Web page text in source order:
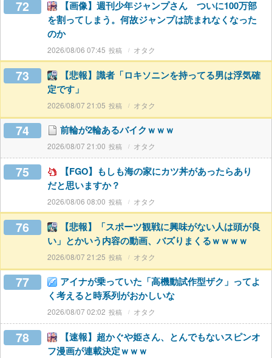
72
【画像】週刊少年ジャンプさん ついに100万部
を割ってしまう。何故ジャンプは読まれなくなった
のか
2026/08/06 07:45 オタク
73
【悲報】識者「ロキソニンを持ってる男は浮気確
定です」
2026/08/07 21:05 オタク
74 前輪が2輪あるバイクｗｗｗ
2026/08/07 21:00 オタク
75
【FGO】もしも海の家にカツ丼があったらあり
だと思いますか？
2026/08/06 08:00 オタク
76
【悲報】「スポーツ観戦に興味がない人は頭が良
い」とかいう内容の動画、バズりまくるｗｗｗｗ
2026/08/07 21:25 オタク
77
アイナが乗っていた「高機動試作型ザク」ってよ
く考えると時系列がおかしいな
2026/08/07 02:02 オタク
78
【速報】超かぐや姫さん、とんでもないスピンオ
フ漫画が連載決定ｗｗｗ